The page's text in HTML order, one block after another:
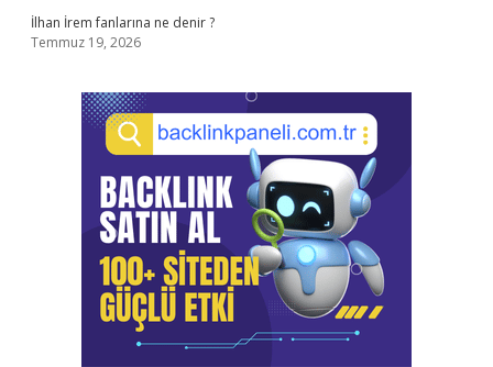
İlhan İrem fanlarına ne denir ?
Temmuz 19, 2026